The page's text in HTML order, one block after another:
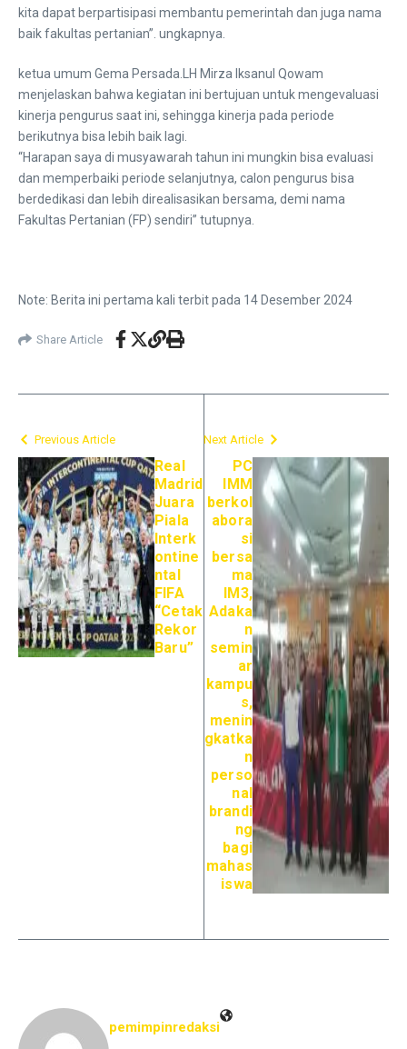
kita dapat berpartisipasi membantu pemerintah dan juga nama
baik fakultas pertanian”. ungkapnya.
ketua umum Gema Persada.LH Mirza Iksanul Qowam
menjelaskan bahwa kegiatan ini bertujuan untuk mengevaluasi
kinerja pengurus saat ini, sehingga kinerja pada periode
berikutnya bisa lebih baik lagi.
“Harapan saya di musyawarah tahun ini mungkin bisa evaluasi
dan memperbaiki periode selanjutnya, calon pengurus bisa
berdedikasi dan lebih direalisasikan bersama, demi nama
Fakultas Pertanian (FP) sendiri” tutupnya.
Note: Berita ini pertama kali terbit pada 14 Desember 2024
Share Article
Previous Article
Real
Madrid
Juara
Piala
Interk
ontine
ntal
FIFA
“Cetak
Rekor
Baru”
Next Article
PC
IMM
berkol
abora
si
bersa
ma
IM3,
Adaka
n
semin
ar
kampu
s,
menin
gkatka
n
perso
nal
brandi
ng
bagi
mahas
iswa
pemimpinredaksi